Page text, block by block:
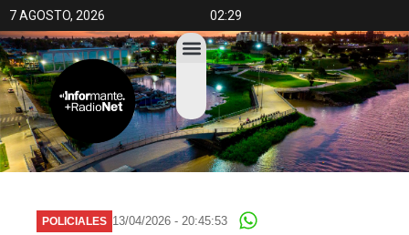
7 AGOSTO, 2026 02:29
POLICIALES 13/04/2026 - 20:45:53